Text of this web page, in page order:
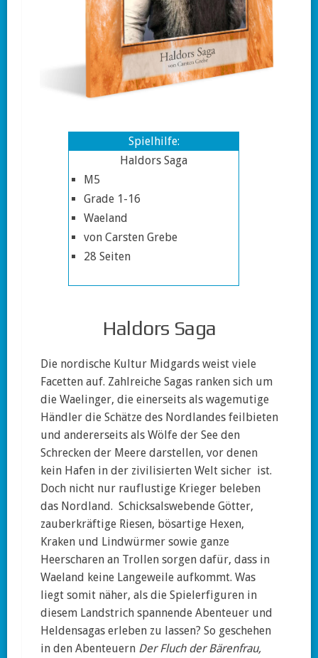
Spielhilfe:
Haldors Saga
M5
Grade 1-16
Waeland
von Carsten Grebe
28 Seiten
Haldors Saga
Die nordische Kultur Midgards weist viele
Facetten auf. Zahlreiche Sagas ranken sich um
die Waelinger, die einerseits als wagemutige
Händler die Schätze des Nordlandes feilbieten
und andererseits als Wölfe der See den
Schrecken der Meere darstellen, vor denen
kein Hafen in der zivilisierten Welt sicher ist.
Doch nicht nur rauflustige Krieger beleben
das Nordland. Schicksalswebende Götter,
zauberkräftige Riesen, bösartige Hexen,
Kraken und Lindwürmer sowie ganze
Heerscharen an Trollen sorgen dafür, dass in
Waeland keine Langeweile aufkommt. Was
liegt somit näher, als die Spielerfiguren in
diesem Landstrich spannende Abenteuer und
Heldensagas erleben zu lassen? So geschehen
in den Abenteuern Der Fluch der Bärenfrau,